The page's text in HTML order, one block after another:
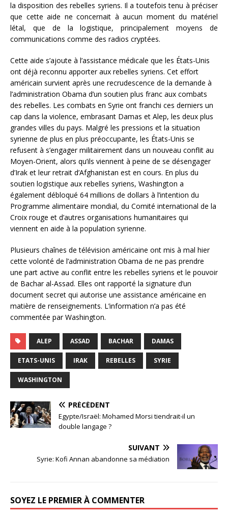
la disposition des rebelles syriens. Il a toutefois tenu à préciser
que cette aide ne concernait à aucun moment du matériel
létal, que de la logistique, principalement moyens de
communications comme des radios cryptées.
Cette aide s’ajoute à l’assistance médicale que les États-Unis
ont déjà reconnu apporter aux rebelles syriens. Cet effort
américain survient après une recrudescence de la demande à
l’administration Obama d’un soutien plus franc aux combats
des rebelles. Les combats en Syrie ont franchi ces derniers un
cap dans la violence, embrasant Damas et Alep, les deux plus
grandes villes du pays. Malgré les pressions et la situation
syrienne de plus en plus préoccupante, les États-Unis se
refusent à s’engager militairement dans un nouveau conflit au
Moyen-Orient, alors qu’ils viennent à peine de se désengager
d’Irak et leur retrait d’Afghanistan est en cours. En plus du
soutien logistique aux rebelles syriens, Washington a
également débloqué 64 millions de dollars à l’intention du
Programme alimentaire mondial, du Comité international de la
Croix rouge et d’autres organisations humanitaires qui
viennent en aide à la population syrienne.
Plusieurs chaînes de télévision américaine ont mis à mal hier
cette volonté de l’administration Obama de ne pas prendre
une part active au conflit entre les rebelles syriens et le pouvoir
de Bachar al-Assad. Elles ont rapporté la signature d’un
document secret qui autorise une assistance américaine en
matière de renseignements. L’information n’a pas été
commentée par Washington.
ALEP ASSAD BACHAR DAMAS
ETATS-UNIS IRAK REBELLES SYRIE
WASHINGTON
PRÉCÉDENT
Egypte/Israël: Mohamed Morsi tiendrait-il un
double langage ?
SUIVANT
Syrie: Kofi Annan abandonne sa médiation
SOYEZ LE PREMIER À COMMENTER